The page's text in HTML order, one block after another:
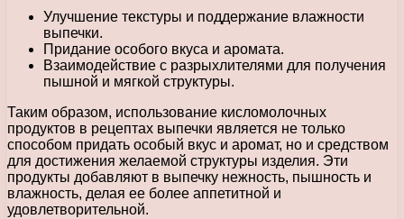
Улучшение текстуры и поддержание влажности
выпечки.
Придание особого вкуса и аромата.
Взаимодействие с разрыхлителями для получения
пышной и мягкой структуры.
Таким образом, использование кисломолочных
продуктов в рецептах выпечки является не только
способом придать особый вкус и аромат, но и средством
для достижения желаемой структуры изделия. Эти
продукты добавляют в выпечку нежность, пышность и
влажность, делая ее более аппетитной и
удовлетворительной.